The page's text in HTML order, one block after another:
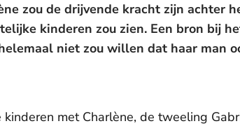
zou de drijvende kracht zijn achter
kinderen zou zien. Een bron bij
niet zou willen dat haar man
met Charlène, de tweeling